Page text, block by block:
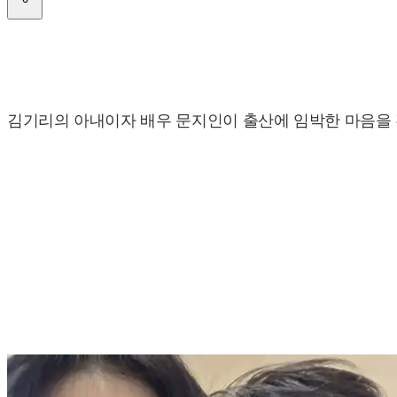
김기리의 아내이자 배우 문지인이 출산에 임박한 마음을